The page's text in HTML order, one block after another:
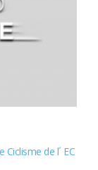
de l´ EC